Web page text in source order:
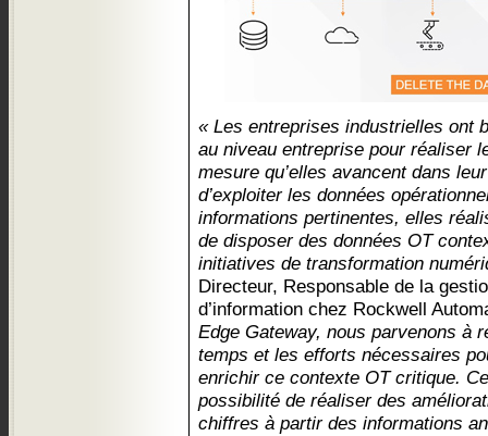
« Les entreprises industrielles ont
au niveau entreprise pour réaliser
mesure qu’elles avancent dans
d’exploiter les données
informations pertinentes, elles
de disposer des données OT
initiatives de transformation
Directeur, Responsable de la
d’information chez Rockwell
Edge Gateway, nous parvenons à
temps et les efforts nécessaires
enrichir ce contexte OT critique.
possibilité de réaliser des
chiffres à partir des informations